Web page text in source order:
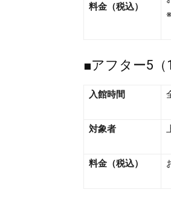
料金（税込）
■アフター5（
入館時間
対象者
料金（税込）